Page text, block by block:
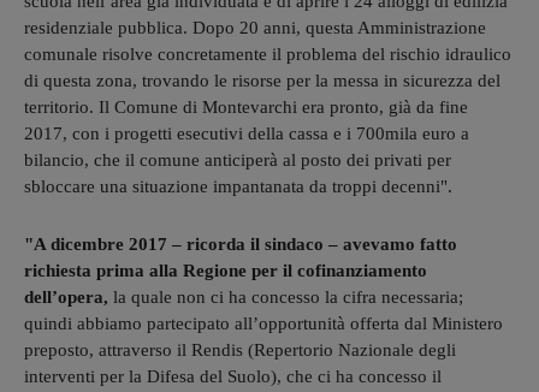
residenziale pubblica. Dopo 20 anni, questa Amministrazione
comunale risolve concretamente il problema del rischio idraulico
di questa zona, trovando le risorse per la messa in sicurezza del
territorio. Il Comune di Montevarchi era pronto, già da fine
2017, con i progetti esecutivi della cassa e i 700mila euro a
bilancio, che il comune anticiperà al posto dei privati per
sbloccare una situazione impantanata da troppi decenni".
"A dicembre 2017 – ricorda il sindaco – avevamo fatto
richiesta prima alla Regione per il cofinanziamento
dell’opera, la quale non ci ha concesso la cifra necessaria;
quindi abbiamo partecipato all’opportunità offerta dal Ministero
preposto, attraverso il Rendis (Repertorio Nazionale degli
interventi per la Difesa del Suolo), che ci ha concesso il